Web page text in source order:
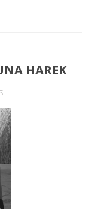
HAREK
SUR
MFEDT-
MOHAMED
ET
ZINOUNA
HAREK